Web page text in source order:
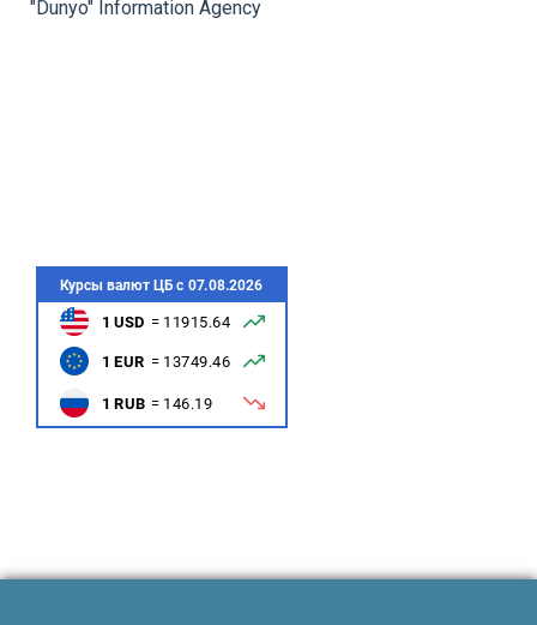
"Dunyo" Information Agency